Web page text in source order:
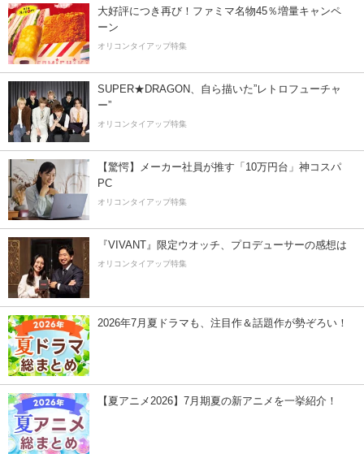
大好評につき再び！ファミマ名物45％増量キャンペ
ーン
オリコンタイアップ特集
SUPER★DRAGON、自ら描いた”レトロフューチャ
ー”
オリコンタイアップ特集
【驚愕】メーカー社員が推す「10万円台」神コスパ
PC
オリコンタイアップ特集
『VIVANT』限定ウオッチ、プロデューサーの感想は
オリコンタイアップ特集
2026年7月夏ドラマも、注目作＆話題作が勢ぞろい！
【夏アニメ2026】7月期夏の新アニメを一挙紹介！